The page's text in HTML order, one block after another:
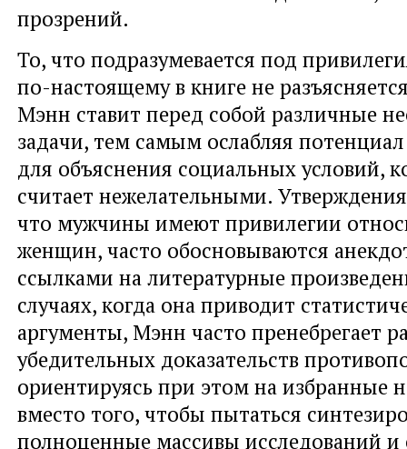
прозрений.
То, что подразумевается под
по-настоящему в книге не
Мэнн ставит перед собой различные
задачи, тем самым ослабляя
для объяснения социальных условий,
считает нежелательными.
что мужчины имеют привилегии
женщин, часто обосновываются
ссылками на литературные
случаях, когда она приводит
аргументы, Мэнн часто пренебрегает
убедительных доказательств
ориентируясь при этом на избранные
вместо того, чтобы пытаться
полноценные массивы исследований и